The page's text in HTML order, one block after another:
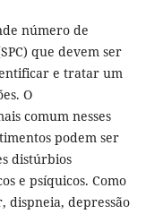
número de
que devem ser
e tratar um
O
comum nesses
podem ser
distúrbios
e psíquicos. Como
dispneia, depressão